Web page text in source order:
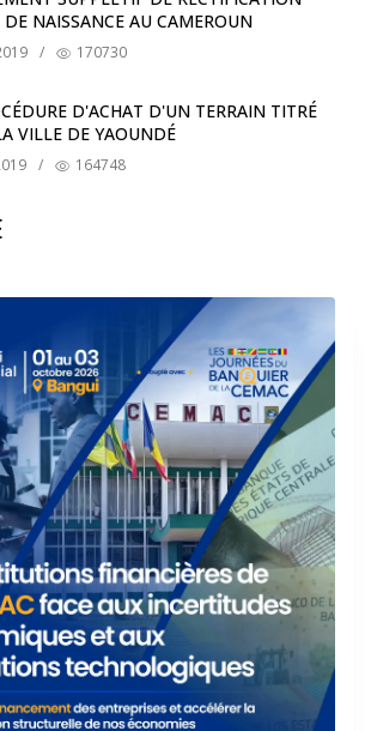
DE NAISSANCE AU CAMEROUN
/ 170730
D'ACHAT D'UN TERRAIN TITRÉ
VILLE DE YAOUNDÉ
/ 164748